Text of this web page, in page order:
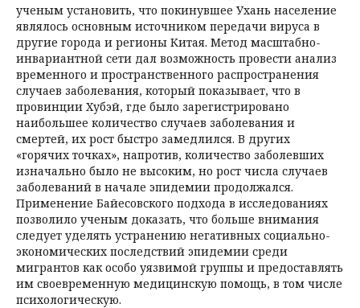
ученым установить, что покинувшее Ухань население
являлось основным источником передачи вируса в
другие города и регионы Китая. Метод масштабно-
инвариантной сети дал возможность провести анализ
временного и пространственного распространения
случаев заболевания, который показывает, что в
провинции Хубэй, где было зарегистрировано
наибольшее количество случаев заболевания и
смертей, их рост быстро замедлился. В других
«горячих точках», напротив, количество заболевших
изначально было не высоким, но рост числа случаев
заболеваний в начале эпидемии продолжался.
Применение Байесовского подхода в исследованиях
позволило ученым доказать, что больше внимания
следует уделять устранению негативных социально-
экономических последствий эпидемии среди
мигрантов как особо уязвимой группы и предоставлять
им своевременную медицинскую помощь, в том числе
психологическую.